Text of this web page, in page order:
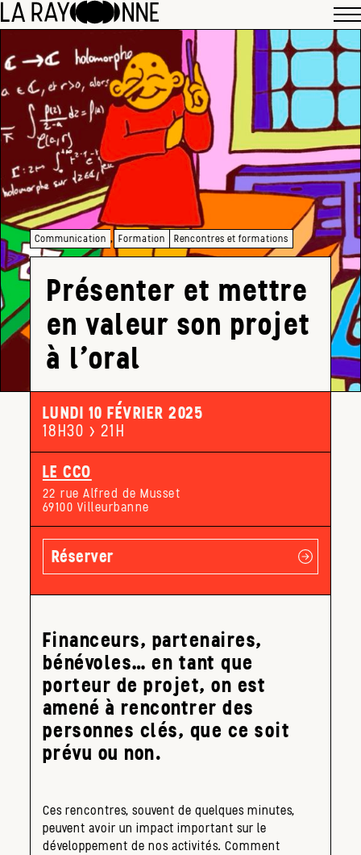
Communication , Formation Rencontres et formations
Présenter et mettre
en valeur son projet
à l’oral
LUNDI 10 FÉVRIER 2025
18H30 > 21H
LE CCO
22 rue Alfred de Musset
69100 Villeurbanne
Réserver
Financeurs, partenaires,
bénévoles… en tant que
porteur de projet, on est
amené à rencontrer des
personnes clés, que ce soit
prévu ou non.
Ces rencontres, souvent de quelques minutes,
peuvent avoir un impact important sur le
développement de nos activités. Comment